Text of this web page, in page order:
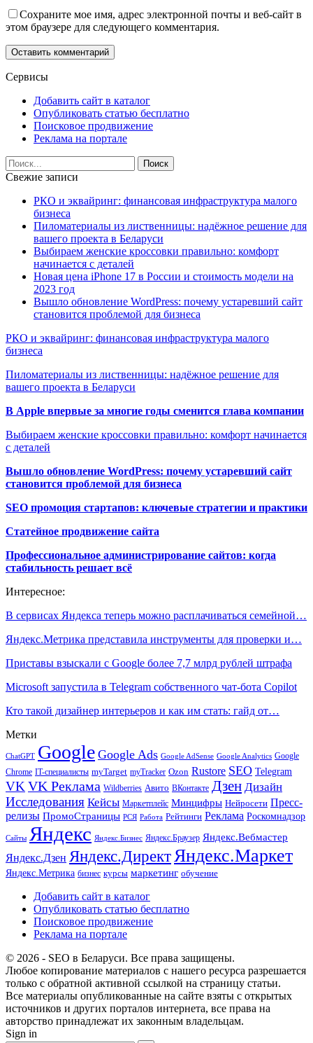
Сохраните мое имя, адрес электронной почты и веб-сайт в
этом браузере для следующего комментария.
Сервисы
Добавить сайт в каталог
Опубликовать статью бесплатно
Поисковое продвижение
Реклама на портале
Свежие записи
РКО и эквайринг: финансовая инфраструктура малого
бизнеса
Пиломатериалы из лиственницы: надёжное решение для
вашего проекта в Беларуси
Выбираем женские кроссовки правильно: комфорт
начинается с деталей
Новая цена iPhone 17 в России и стоимость модели на
2023 год
Вышло обновление WordPress: почему устаревший сайт
становится проблемой для бизнеса
РКО и эквайринг: финансовая инфраструктура малого
бизнеса
Пиломатериалы из лиственницы: надёжное решение для
вашего проекта в Беларуси
В Apple впервые за многие годы сменится глава компании
Выбираем женские кроссовки правильно: комфорт начинается
с деталей
Вышло обновление WordPress: почему устаревший сайт
становится проблемой для бизнеса
SEO промоция стартапов: ключевые стратегии и практики
Статейное продвижение сайта
Профессиональное администрирование сайтов: когда
стабильность решает всё
Интересное:
В сервисах Яндекса теперь можно расплачиваться семейной…
Яндекс.Метрика представила инструменты для проверки и…
Приставы взыскали с Google более 7,7 млрд рублей штрафа
Microsoft запустила в Telegram собственного чат-бота Copilot
Кто такой дизайнер интерьеров и как им стать: гайд от…
Метки
ChatGPT Google Google Ads Google AdSense Google Analytics Google
Chrome IT-специалисты myTarget myTracker Ozon Rustore SEO Telegram
VK VK Реклама Wildberries Авито ВКонтакте Дзен Дизайн
Исследования Кейсы Маркетплейс Минцифры Нейросети Пресс-
релизы ПромоСтраницы РСЯ Работа Рейтинги Реклама Роскомнадзор
Сайты Яндекс Яндекс.Бизнес Яндекс.Браузер Яндекс.Вебмастер
Яндекс.Дзен Яндекс.ДиректЯндекс.Маркет
Яндекс.Метрика бизнес курсы маркетинг обучение
Добавить сайт в каталог
Опубликовать статью бесплатно
Поисковое продвижение
Реклама на портале
© 2026 - SEO в Беларуси. Все права защищены.
Любое копирование материалов с нашего ресурса разрешается
только с обратной активной ссылкой на страницу статьи.
Все материалы опубликованные на сайте взяты с открытых
источников и других порталов интернета, все права на
авторство принадлежат их законным владельцам.
Sign in